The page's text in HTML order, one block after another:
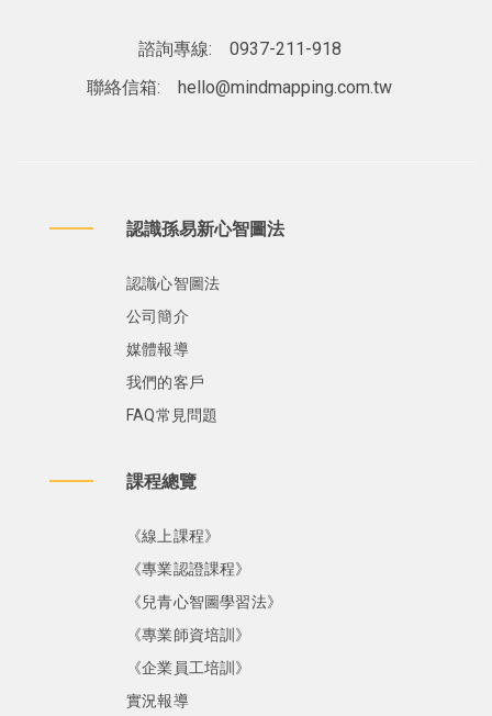
諮詢專線:
0937-211-918
聯絡信箱:
hello@mindmapping.com.tw
認識孫易新心智圖法
認識心智圖法
公司簡介
媒體報導
我們的客戶
FAQ常見問題
課程總覽
《線上課程》
《專業認證課程》
《兒青心智圖學習法》
《專業師資培訓》
《企業員工培訓》
實況報導